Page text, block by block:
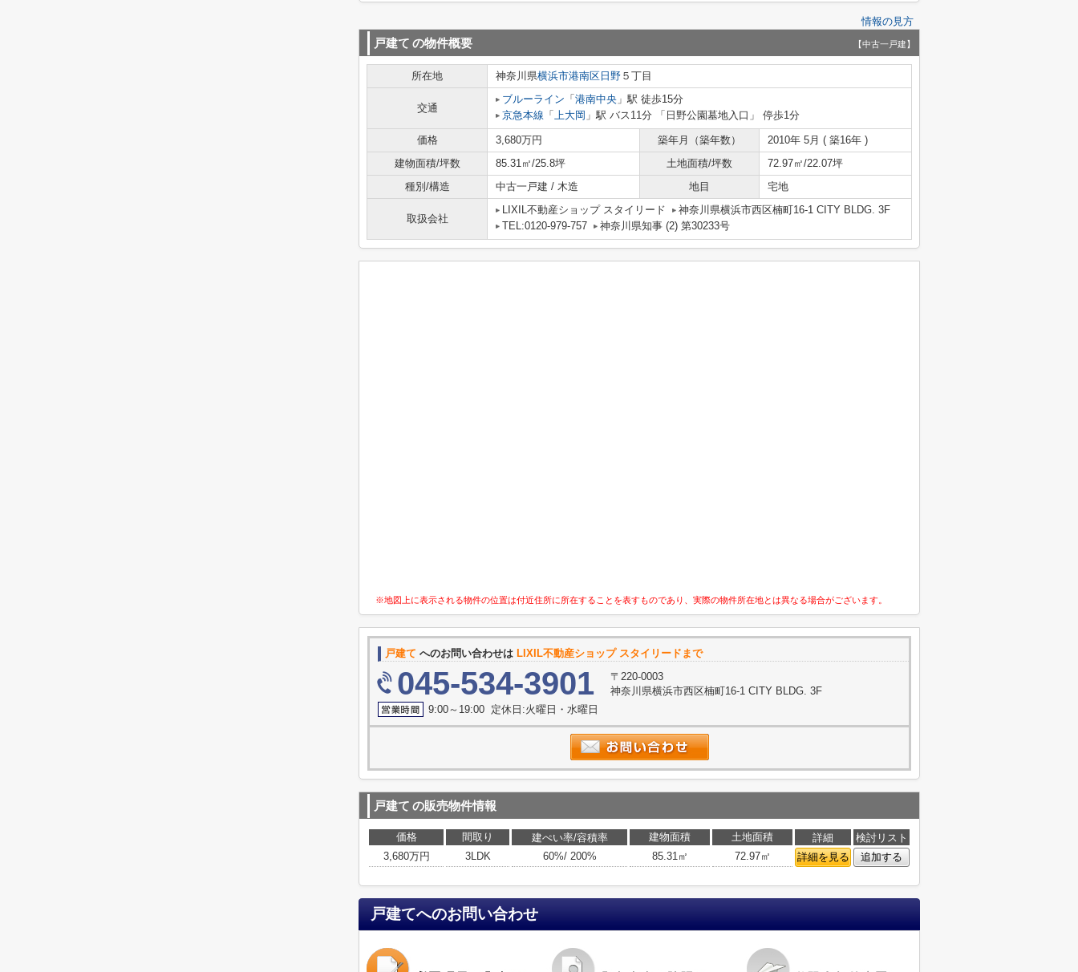
情報の見方
戸建て の物件概要 【中古一戸建】
所在地 神奈川県横浜市港南区 日野 ５丁目
交通
ブルーライン 「 港南中央 」駅 徒歩15分
京急本線 「 上大岡 」駅 バス11分 「日野公園墓地入口」 停歩1分
価格 3,680万円 築年月（築年数）
2010年 5月 ( 築16年 )
建物面積/坪数
85.31㎡/25.8坪 土地面積/坪数
72.97㎡/22.07坪
種別/構造
中古一戸建 / 木造 地目 宅地
取扱会社
LIXIL不動産ショップ スタイリード
神奈川県横浜市西区楠町16-1 CITY BLDG. 3F
TEL:0120-979-757
神奈川県知事 (2) 第30233号
※地図上に表示される物件の位置は付近住所に所在することを表すものであり、実際の物件所在地とは異なる場合がございます。
戸建て へのお問い合わせは LIXIL不動産ショップ スタイリードまで
045-534-3901
〒220-0003
神奈川県横浜市西区楠町16-1 CITY BLDG. 3F
9:00～19:00 定休日:火曜日・水曜日
戸建て の販売物件情報
価格 間取り 建ぺい率/容積率 建物面積 土地面積 詳細
検討リスト
3,680万円
3LDK 60%/ 200% 85.31㎡ 72.97㎡ 詳細を見る 追加する
戸建てへのお問い合わせ